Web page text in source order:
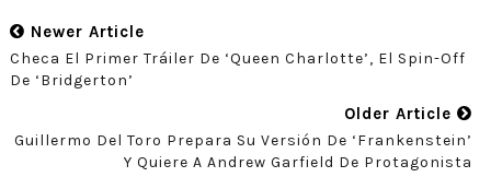
Newer Article
Checa El Primer Tráiler De ‘Queen Charlotte’, El Spin-Off
De ‘Bridgerton’
Older Article
Guillermo Del Toro Prepara Su Versión De ‘Frankenstein’
Y Quiere A Andrew Garfield De Protagonista